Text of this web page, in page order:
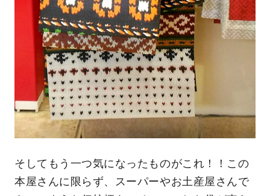
そしてもう一つ気になったものがこれ！！この
本屋さんに限らず、スーパーやお土産屋さんで